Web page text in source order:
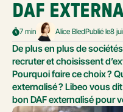
DAF
7 min Alice BledPublié le8
De plus en plus de
recruter et choisissent
Pourquoi faire ce choix ?
externalisé ? Libeo vous
bon DAF externalisé pour